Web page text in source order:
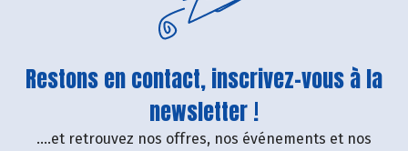
Restons en contact, inscrivez-vous à la
newsletter !
....et retrouvez nos offres, nos événements et nos